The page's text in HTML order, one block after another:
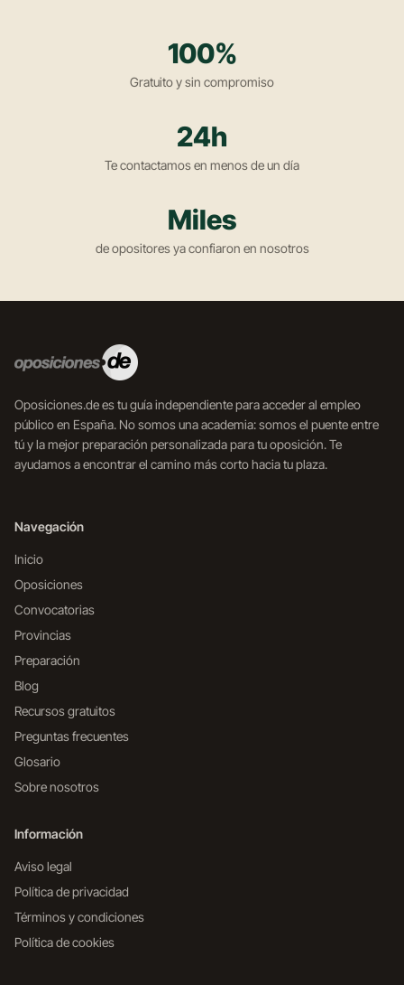
100%
Gratuito y sin compromiso
24h
Te contactamos en menos de un día
Miles
de opositores ya confiaron en nosotros
Oposiciones.de es tu guía independiente para acceder al empleo
público en España. No somos una academia: somos el puente entre
tú y la mejor preparación personalizada para tu oposición. Te
ayudamos a encontrar el camino más corto hacia tu plaza.
Navegación
Inicio
Oposiciones
Convocatorias
Provincias
Preparación
Blog
Recursos gratuitos
Preguntas frecuentes
Glosario
Sobre nosotros
Información
Aviso legal
Política de privacidad
Términos y condiciones
Política de cookies